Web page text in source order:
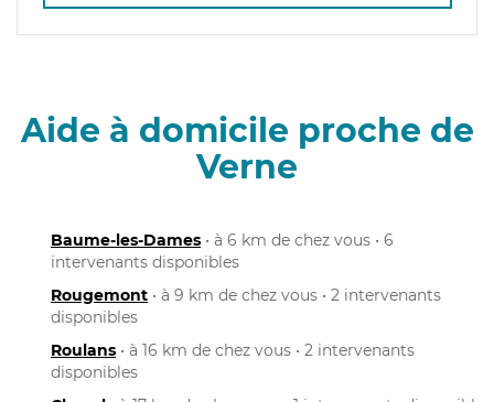
Aide à domicile proche de
Verne
Baume-les-Dames • à 6 km de chez vous • 6
intervenants disponibles
Rougemont • à 9 km de chez vous • 2 intervenants
disponibles
Roulans • à 16 km de chez vous • 2 intervenants
disponibles